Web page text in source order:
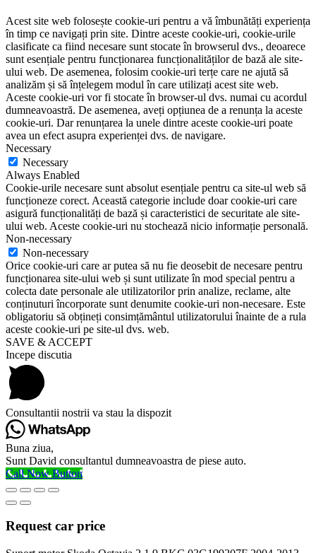
Acest site web folosește cookie-uri pentru a vă îmbunătăți experiența
în timp ce navigați prin site. Dintre aceste cookie-uri, cookie-urile
clasificate ca fiind necesare sunt stocate în browserul dvs., deoarece
sunt esențiale pentru funcționarea funcționalităților de bază ale site-
ului web. De asemenea, folosim cookie-uri terțe care ne ajută să
analizăm și să înțelegem modul în care utilizați acest site web.
Aceste cookie-uri vor fi stocate în browser-ul dvs. numai cu acordul
dumneavoastră. De asemenea, aveți opțiunea de a renunța la aceste
cookie-uri. Dar renunțarea la unele dintre aceste cookie-uri poate
avea un efect asupra experienței dvs. de navigare.
Necessary
Necessary
Always Enabled
Cookie-urile necesare sunt absolut esențiale pentru ca site-ul web să
funcționeze corect. Această categorie include doar cookie-uri care
asigură funcționalități de bază și caracteristici de securitate ale site-
ului web. Aceste cookie-uri nu stochează nicio informație personală.
Non-necessary
Non-necessary
Orice cookie-uri care ar putea să nu fie deosebit de necesare pentru
funcționarea site-ului web și sunt utilizate în mod special pentru a
colecta date personale ale utilizatorilor prin analize, reclame, alte
conținuturi încorporate sunt denumite cookie-uri non-necesare. Este
obligatoriu să obțineți consimțământul utilizatorului înainte de a rula
aceste cookie-uri pe site-ul dvs. web.
SAVE & ACCEPT
Incepe discutia
Consultantii nostrii va stau la dispozit
Buna ziua,
Sunt David consultantul dumneavoastra de piese auto.
Call Now Button
Request car price